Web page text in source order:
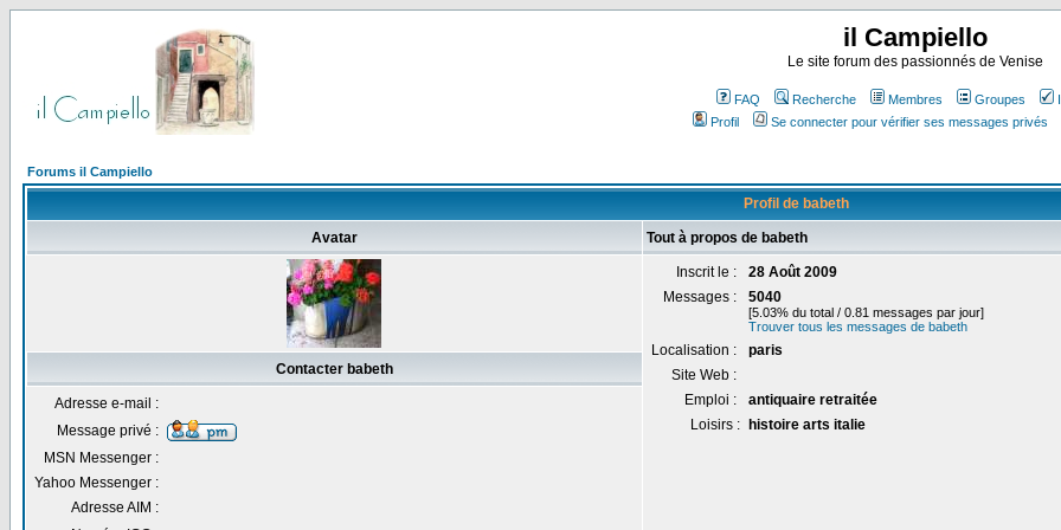
il Campiello
Le site forum des passionnés de Venise
FAQ Recherche Membres Groupes
Profil
Se connecter pour vérifier ses messages privés
Forums il Campiello
Profil de babeth
Avatar Tout à propos de babeth
Inscrit le :
28 Août 2009
Messages :
5040
[5.03% du total / 0.81 messages par jour]
Trouver tous les messages de babeth
Localisation :
paris
Site Web :
Emploi :
antiquaire retraitée
Loisirs :
histoire arts italie
Contacter babeth
Adresse e-mail :
Message privé :
MSN Messenger :
Yahoo Messenger :
Adresse AIM :